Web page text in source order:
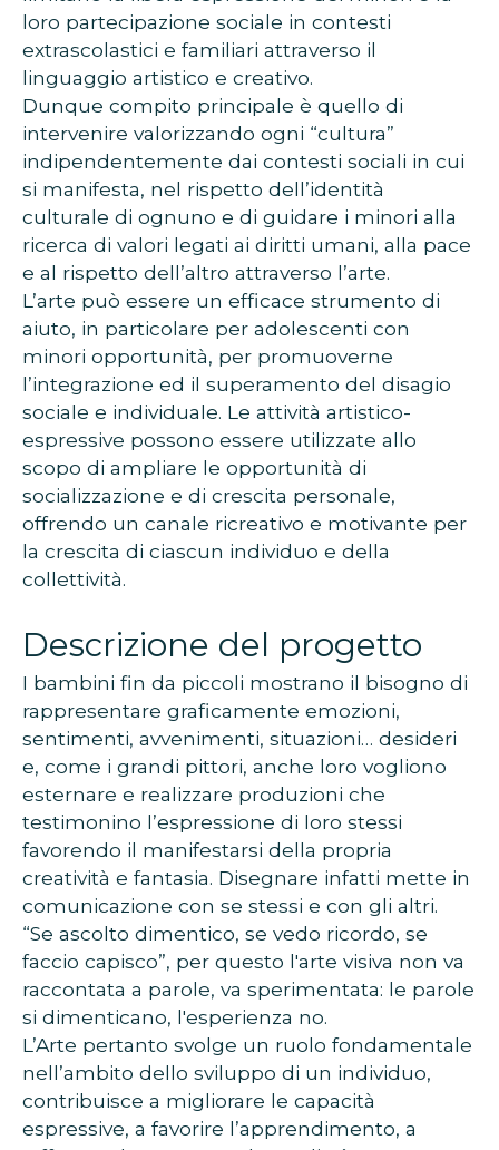
loro partecipazione sociale in contesti
extrascolastici e familiari attraverso il
linguaggio artistico e creativo.
Dunque compito principale è quello di
intervenire valorizzando ogni “cultura”
indipendentemente dai contesti sociali in cui
si manifesta, nel rispetto dell’identità
culturale di ognuno e di guidare i minori alla
ricerca di valori legati ai diritti umani, alla pace
e al rispetto dell’altro attraverso l’arte.
L’arte può essere un efficace strumento di
aiuto, in particolare per adolescenti con
minori opportunità, per promuoverne
l’integrazione ed il superamento del disagio
sociale e individuale. Le attività artistico-
espressive possono essere utilizzate allo
scopo di ampliare le opportunità di
socializzazione e di crescita personale,
offrendo un canale ricreativo e motivante per
la crescita di ciascun individuo e della
collettività.
Descrizione del progetto
I bambini fin da piccoli mostrano il bisogno di
rappresentare graficamente emozioni,
sentimenti, avvenimenti, situazioni… desideri
e, come i grandi pittori, anche loro vogliono
esternare e realizzare produzioni che
testimonino l’espressione di loro stessi
favorendo il manifestarsi della propria
creatività e fantasia. Disegnare infatti mette in
comunicazione con se stessi e con gli altri.
“Se ascolto dimentico, se vedo ricordo, se
faccio capisco”, per questo l'arte visiva non va
raccontata a parole, va sperimentata: le parole
si dimenticano, l'esperienza no.
L’Arte pertanto svolge un ruolo fondamentale
nell’ambito dello sviluppo di un individuo,
contribuisce a migliorare le capacità
espressive, a favorire l’apprendimento, a